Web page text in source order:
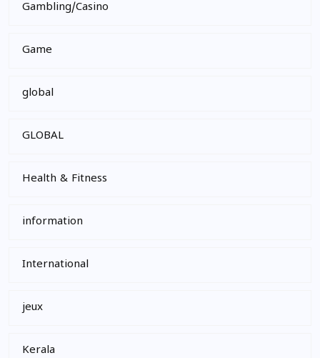
Gambling/Casino
Game
global
GLOBAL
Health & Fitness
information
International
jeux
Kerala